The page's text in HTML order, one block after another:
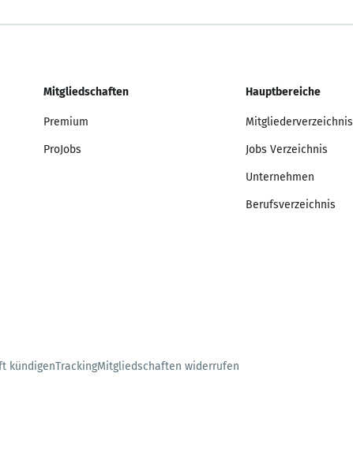
Mitgliedschaften
Premium
ProJobs
Hauptbereiche
Mitgliederverzeichnis
Jobs Verzeichnis
Unternehmen
Berufsverzeichnis
kündigenTrackingMitgliedschaften widerrufen